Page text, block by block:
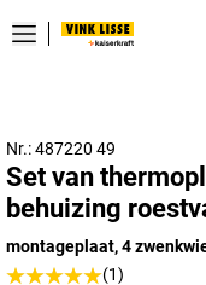
Nr.: 487220 49
Set van
behuizing
montageplaat, 4
(1)